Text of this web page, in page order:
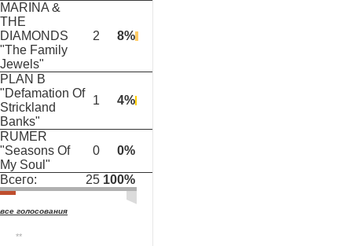
MARINA &
THE
DIAMONDS
"The Family
Jewels"
2 8%
PLAN B
"Defamation Of
Strickland
Banks"
1 4%
RUMER
"Seasons Of
My Soul"
0 0%
Всего: 25 100%
все голосования
**